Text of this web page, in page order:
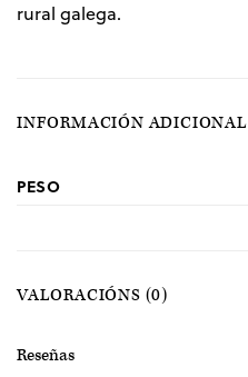
rural galega.
INFORMACIÓN ADICIONAL
PESO
VALORACIÓNS (0)
Reseñas